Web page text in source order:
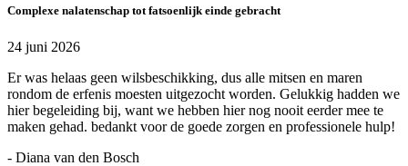
Complexe nalatenschap tot fatsoenlijk einde gebracht
24 juni 2026
Er was helaas geen wilsbeschikking, dus alle mitsen en maren
rondom de erfenis moesten uitgezocht worden. Gelukkig hadden we
hier begeleiding bij, want we hebben hier nog nooit eerder mee te
maken gehad. bedankt voor de goede zorgen en professionele hulp!
- Diana van den Bosch